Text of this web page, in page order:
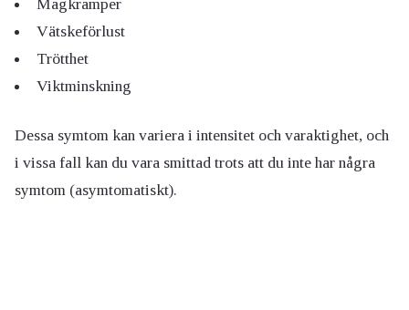
Magkramper
Vätskeförlust
Trötthet
Viktminskning
Dessa symtom kan variera i intensitet och varaktighet, och
i vissa fall kan du vara smittad trots att du inte har några
symtom (asymtomatiskt).